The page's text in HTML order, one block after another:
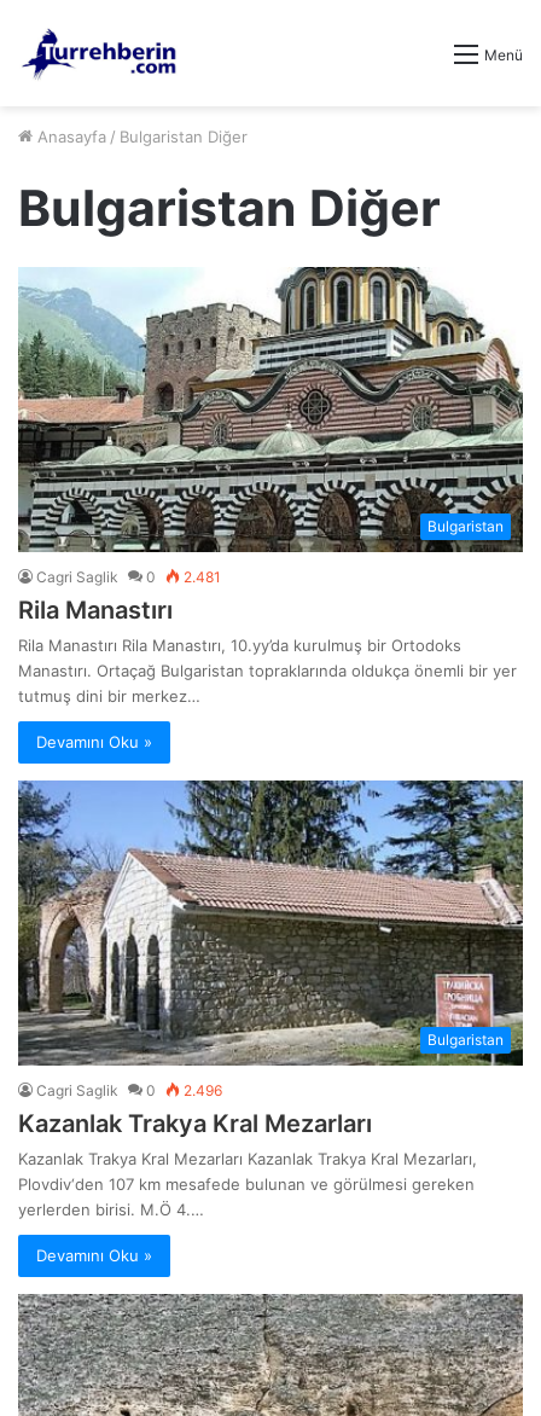
Menü
Anasayfa / Bulgaristan Diğer
Bulgaristan Diğer
Bulgaristan
Cagri Saglik 0 2.481
Rila Manastırı
Rila Manastırı Rila Manastırı, 10.yy’da kurulmuş bir Ortodoks
Manastırı. Ortaçağ Bulgaristan topraklarında oldukça önemli bir yer
tutmuş dini bir merkez…
Devamını Oku »
Bulgaristan
Cagri Saglik 0 2.496
Kazanlak Trakya Kral Mezarları
Kazanlak Trakya Kral Mezarları Kazanlak Trakya Kral Mezarları,
Plovdiv‘den 107 km mesafede bulunan ve görülmesi gereken
yerlerden birisi. M.Ö 4.…
Devamını Oku »